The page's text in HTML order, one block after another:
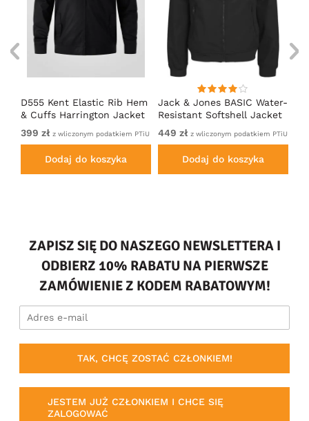
D555 Kent Elastic Rib Hem
& Cuffs Harrington Jacket
Black
399 zł z wliczonym podatkiem PTiU
Dodaj do koszyka
Jack & Jones BASIC Water-
Resistant Softshell Jacket
Black
449 zł z wliczonym podatkiem PTiU
Dodaj do koszyka
ZAPISZ SIĘ DO NASZEGO NEWSLETTERA I
ODBIERZ 10% RABATU NA PIERWSZE
ZAMÓWIENIE Z KODEM RABATOWYM!
TAK, CHCĘ ZOSTAĆ CZŁONKIEM!
JESTEM JUŻ CZŁONKIEM I CHCE SIĘ
ZALOGOWAĆ